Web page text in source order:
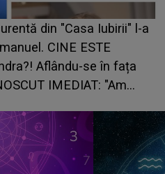
8-9 august 2026. Zodia
bani. O decizie luată în
și îi dă toate